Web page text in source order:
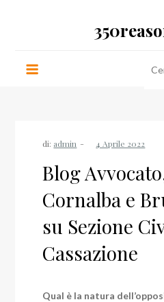
per:
di: admin
Blog
Cornalba e
su Sezione
Cassazione
Qual è la natura